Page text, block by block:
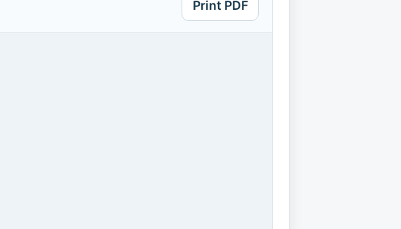
Print PDF